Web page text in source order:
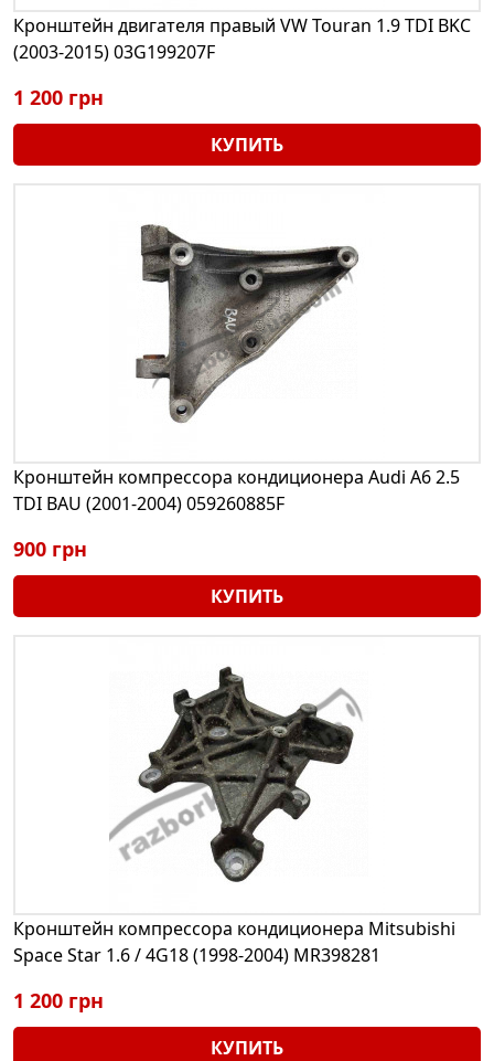
Кронштейн двигателя правый VW Touran 1.9 TDI BKC
(2003-2015) 03G199207F
1 200 грн
КУПИТЬ
Кронштейн компрессора кондиционера Audi A6 2.5
TDI BAU (2001-2004) 059260885F
900 грн
КУПИТЬ
Кронштейн компрессора кондиционера Mitsubishi
Space Star 1.6 / 4G18 (1998-2004) MR398281
1 200 грн
КУПИТЬ